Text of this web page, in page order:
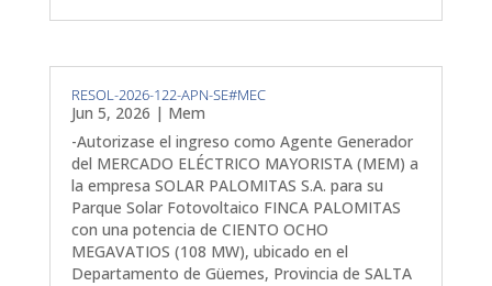
RESOL-2026-122-APN-SE#MEC
Jun 5, 2026 | Mem
-Autorizase el ingreso como Agente Generador
del MERCADO ELÉCTRICO MAYORISTA (MEM) a
la empresa SOLAR PALOMITAS S.A. para su
Parque Solar Fotovoltaico FINCA PALOMITAS
con una potencia de CIENTO OCHO
MEGAVATIOS (108 MW), ubicado en el
Departamento de Güemes, Provincia de SALTA